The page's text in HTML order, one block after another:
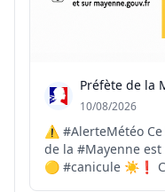
Préfète de la
10/08/2026
⚠️ #AlerteMétéo
de la #Mayenne
🟡 #canicule ☀️❗️ Continuez à appliquer les